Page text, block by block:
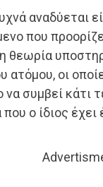
αναδύεται
που
θεωρία
ατόμου, οι
συμβεί κάτι
ο ίδιος